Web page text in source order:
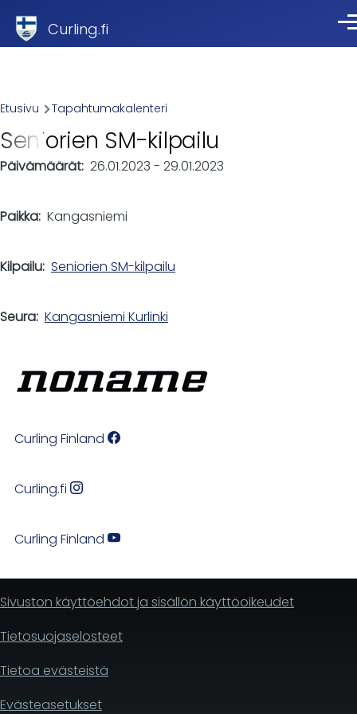
Curling.fi
Breadcrumb
Etusivu Tapahtumakalenteri
Seniorien SM-kilpailu
Päivämäärät 26.01.2023 - 29.01.2023
Paikka Kangasniemi
Kilpailu Seniorien SM-kilpailu
Seura Kangasniemi Kurlinki
Curling Finland
Curling.fi
Curling Finland
Sivuston käyttöehdot ja sisällön käyttöoikeudet
Tietosuojaselosteet
Tietoa evästeistä
Evästeasetukset